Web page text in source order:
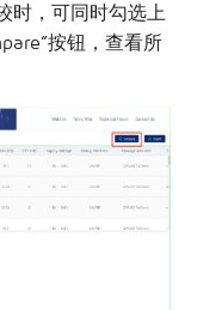
时，可同时勾选上
按钮，查看所